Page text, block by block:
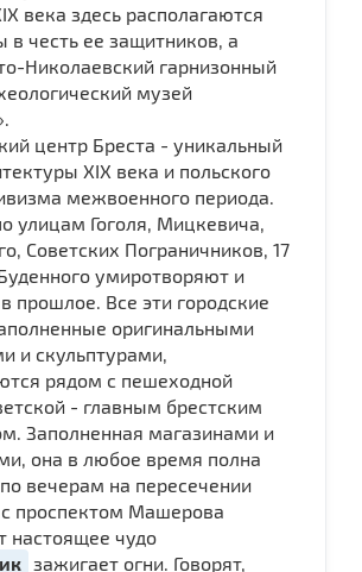
века здесь располагаются
в честь ее защитников, а
Николаевский гарнизонный
музей
центр Бреста - уникальный
XIX века и польского
межвоенного периода.
улицам Гоголя, Мицкевича,
Советских Пограничников, 17
умиротворяют и
прошлое. Все эти городские
оригинальными
и скульптурами,
рядом с пешеходной
- главным брестским
Заполненная магазинами и
она в любое время полна
вечерам на пересечении
с проспектом Машерова
настоящее чудо
зажигает огни. Говорят,